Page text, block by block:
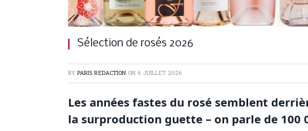
Sélection de rosés 2026
BY PARIS REDACTION ON 6 JUILLET 2026
Les années fastes du rosé semblent
la surproduction guette – on parle de 100